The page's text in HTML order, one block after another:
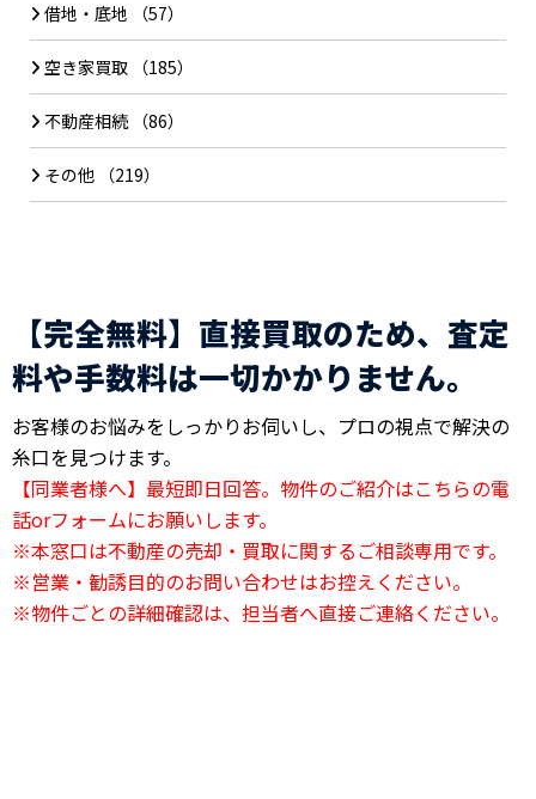
借地・底地 （57）
空き家買取 （185）
不動産相続（86）
その他 （219）
【完全無料】直接買取のため、査定
料や手数料は一切かかりません。
お客様のお悩みをしっかりお伺いし、プロの視点で解決の
糸口を見つけます。
【同業者様へ】最短即日回答。物件のご紹介はこちらの電
話orフォームにお願いします。
※本窓口は不動産の売却・買取に関するご相談専用です。
※営業・勧誘目的のお問い合わせはお控えください。
※物件ごとの詳細確認は、担当者へ直接ご連絡ください。